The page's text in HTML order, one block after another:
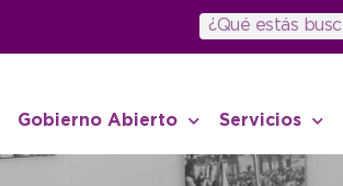
Gobierno Abierto Servicios